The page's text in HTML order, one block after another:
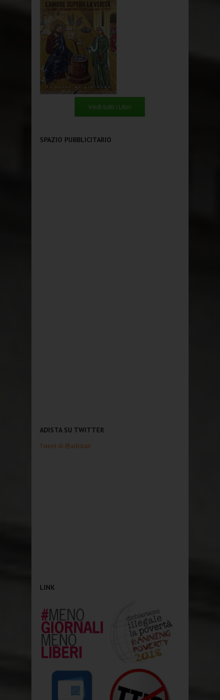
Vedi tutti i Libri
SPAZIO PUBBLICITARIO
ADISTA SU TWITTER
Tweet di @adistait
LINK